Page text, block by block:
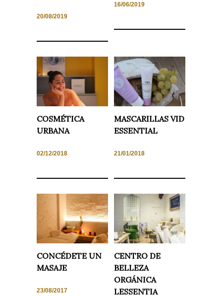
20/08/2019
16/06/2019
COSMÉTICA
URBANA
02/12/2018
MASCARILLAS VID
ESSENTIAL
21/01/2018
CONCÉDETE UN
MASAJE
23/08/2017
CENTRO DE
BELLEZA
ORGÁNICA
LESSENTIA
mejorar la
de la web, en
se usa la
Experiencia
funcione lo
durante tu
cookies,
desaparecerán
Marketing
Al compartir tus
comportamiento
mientras visitas
nuestro sitio,
aumentas la
posibilidad de
personalizados.